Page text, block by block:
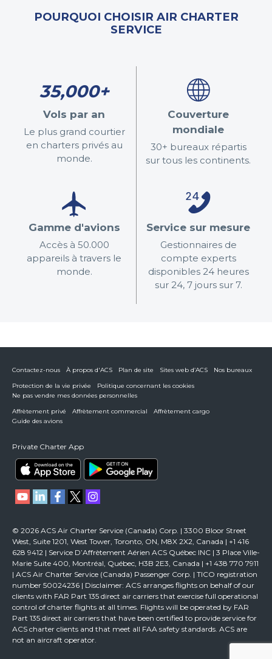
POURQUOI CHOISIR AIR CHARTER
SERVICE
35,000+
Vols par an
Le plus grand courtier
en charters privés au
monde.
Couverture
mondiale
30+ bureaux répartis
sur tous les continents.
Gamme d'avions
Accès à 50.000
appareils à travers le
monde.
Service sur mesure
Gestionnaires de
compte experts
disponibles 24 heures
sur 24, 7 jours sur 7.
Contactez-nous À propos d'ACS Plan de site Sites web d’ACS
Nos bureaux
Protection de la vie privée
Politique concernant les cookies
Ne pas vendre mes données personnelles
Affrètement privé
Affrètement commercial
Affrètement cargo
Guide des avions
Private Charter App
© 2026 ACS Air Charter Service (Canada) Corp. | 3300 Bloor Street
West, Suite 1201, West Tower, Toronto, ON, M8X 2X2, Canada | +1 416
628 9412 | Service D’Affrètement Aérien ACS Québec INC | 3 Place Ville-
Marie Suite 400, Montréal, Québec, H3B 2E3, Canada | +1 438 770 7911
| ACS Air Charter Service (Canada) Passenger Corp. | TICO registration
number 50024236 | Disclaimer: ACS arranges flights on behalf of our
clients with FAR Part 135 direct air carriers that exercise full operational
control of charter flights at all times. Flights will be operated by FAR
Part 135 direct air carriers that have been certified to provide service for
ACS charter clients and that meet all FAA safety standards. ACS are
not an aircraft operator.